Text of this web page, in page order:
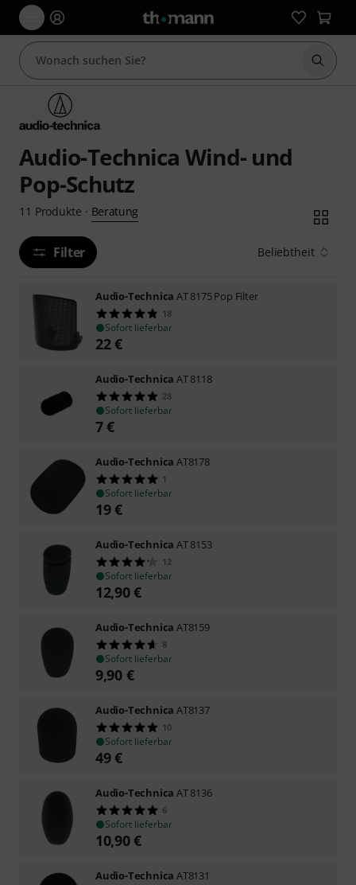
Suche
Audio-Technica Wind- und
Pop-Schutz
11 Produkte · Beratung
Filter Beliebtheit
Audio-Technica AT 8175 Pop Filter
18
Sofort lieferbar
22€
Audio-Technica AT 8118
28
Sofort lieferbar
7€
Audio-Technica AT8178
1
Sofort lieferbar
19€
Audio-Technica AT 8153
12
Sofort lieferbar
12,90€
Audio-Technica AT8159
8
Sofort lieferbar
9,90 €
Audio-Technica AT8137
10
Sofort lieferbar
49€
Audio-Technica AT 8136
6
Sofort lieferbar
10,90€
Audio-Technica AT8131